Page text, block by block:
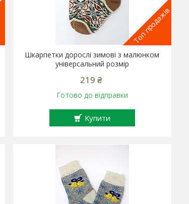
Топ продажів
Шкарпетки дорослі зимові з малюнком
універсальний розмір
219 ₴
Готово до відправки
Купити